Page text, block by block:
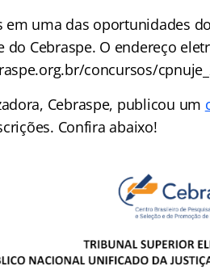
em uma das oportunidades do
do Cebraspe. O endereço
concursos/
Cebraspe, publicou um
Confira abaixo!